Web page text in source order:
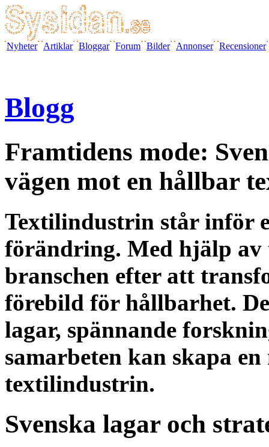
Nyheter Artiklar Bloggar Forum Bilder Annonser Recensioner
Blogg
Framtidens mode:
vägen mot en hållbar
Textilindustrin står inför
förändring. Med hjälp
branschen efter att
förebild för hållbarhet.
lagar, spännande
samarbeten kan skapa
textilindustrin.
Svenska lagar och